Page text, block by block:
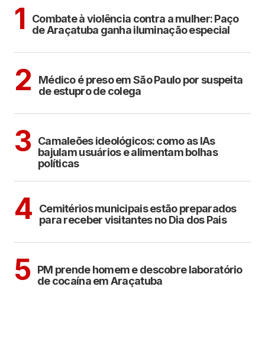
1
Combate à violência contra a mulher: Paço
de Araçatuba ganha iluminação especial
2
Médico é preso em São Paulo por suspeita
de estupro de colega
3 Camaleões ideológicos: como as IAs
bajulam usuários e alimentam bolhas
políticas
4
Cemitérios municipais estão preparados
para receber visitantes no Dia dos Pais
5 PM prende homem e descobre laboratório
de cocaína em Araçatuba